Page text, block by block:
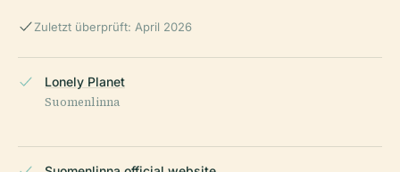
Zuletzt überprüft: April 2026
Lonely Planet
Suomenlinna